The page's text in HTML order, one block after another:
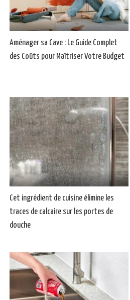
Aménager sa Cave : Le Guide Complet
des Coûts pour Maîtriser Votre Budget
Cet ingrédient de cuisine élimine les
traces de calcaire sur les portes de
douche